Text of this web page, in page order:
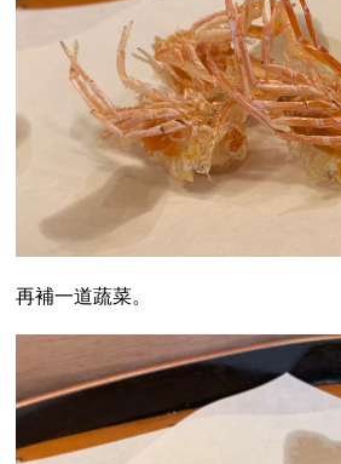
再補一道蔬菜。